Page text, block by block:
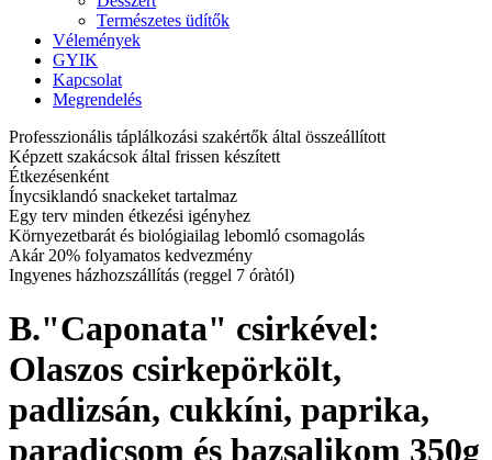
Természetes üdítők
Vélemények
GYIK
Kapcsolat
Megrendelés
Professzionális táplálkozási szakértők által összeállított
Képzett szakácsok által frissen készített
Étkezésenként
Ínycsiklandó snackeket tartalmaz
Egy terv minden étkezési igényhez
Környezetbarát és biológiailag lebomló csomagolás
Akár 20% folyamatos kedvezmény
Ingyenes házhozszállítás (reggel 7 óràtól)
B."Caponata" csirkével:
Olaszos csirkepörkölt,
padlizsán, cukkíni, paprika,
paradicsom és bazsalikom 350g